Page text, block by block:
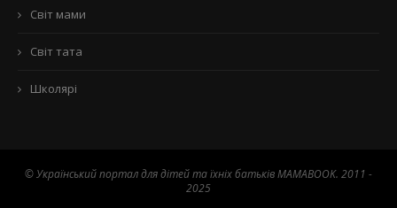
Світ мами
Світ тата
Школярі
© Український портал для дітей та їхніх батьків MAMABOOK. 2011 -
2025